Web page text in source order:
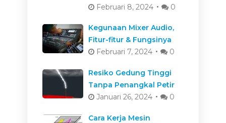
Februari 8, 2024
0
Kegunaan Mixer Audio,
Fitur-fitur & Fungsinya
Februari 7, 2024
0
Resiko Gedung Tinggi
Tanpa Penangkal Petir
Januari 26, 2024
0
Cara Kerja Mesin